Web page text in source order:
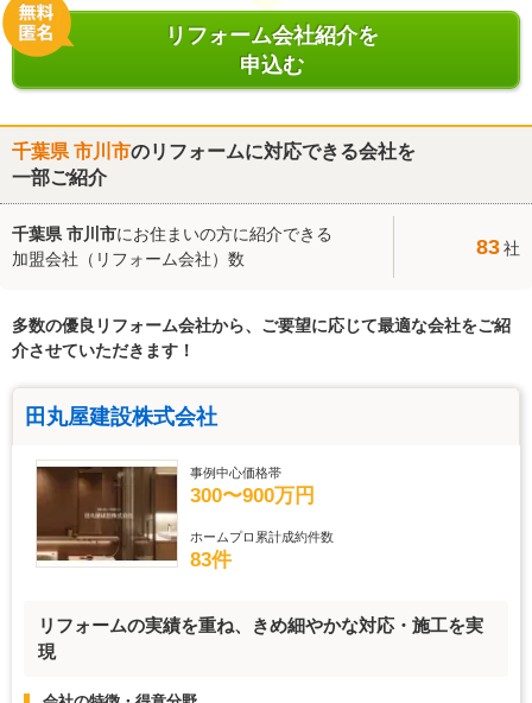
リフォーム会社紹介を
申込む
千葉県 市川市のリフォームに対応できる会社を
一部ご紹介
千葉県 市川市にお住まいの方に紹介できる
加盟会社（リフォーム会社）数
83社
多数の優良リフォーム会社から、ご要望に応じて最適な会社をご紹
介させていただきます！
田丸屋建設株式会社
事例中心価格帯
300〜900万円
ホームプロ累計成約件数
83件
リフォームの実績を重ね、きめ細やかな対応・施工を実
現